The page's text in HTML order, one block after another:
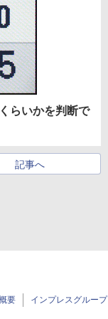
らいかを判断で
記事へ
要 インプレスグループ